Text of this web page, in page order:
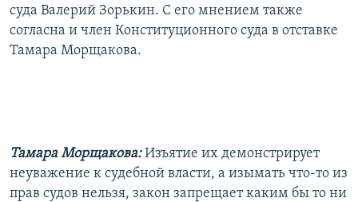
суда Валерий Зорькин. С его мнением также
согласна и член Конституционного суда в отставке
Тамара Морщакова.
Тамара Морщакова: Изъятие их демонстрирует
неуважение к судебной власти, а изымать что-то из
прав судов нельзя, закон запрещает каким бы то ни